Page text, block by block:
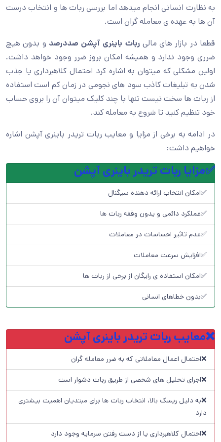
به نظارت انسانی انجام میدهد اما بررسی ربات ها و انتخاب درست
آن ها به عهده ی معامله گران است.
قطعا در بازار های مالی ربات باینری آپشن صددرصد و بدون هیچ
ضرری وجود ندارد و همیشه امکان بروز ضرر وجود خواهد داشت.
اولین مشکلی که میتوان به اشاره کرد احتمال کلاهبرداری یا جذب
شدن به تبلیغات کاذب سود های نجومی در زمان کم است استفاده
از ربات ها سخت نیست تنها با چند کلیک میتوان آن را بروی حساب
خود تنظیم کنید تا شروع به معامله کند.
در ادامه به برخی از مزایا و معایب ربات تریدر باینری آپشن اشاره
خواهیم داشت:
✅مزایا ربات تریدر باینری آپشن
✅امکان انتخاب ارائه دهنده سیگنال
✅عملکرد دائمی و یدون وقفه ربات ها
✅عدم تاثیر احساسات در معاملات
✅افزایش سرعت معاملات
✅امکان استفاده ی رایگان از برخی از ربات ها
✅بدون خطاهای انسانی
❌معایب ربات تریدر باینری آپشن
❌احتمال اعمال معاملاتی که به ضرر معامله گران
❌اجرای تحلیل های شخصی از طریق ربات دشوار است
❌به دلیل ریسک بالا، انتخاب ربات ها برای مبتدیان اهمیت بیشتری
دارد
❌احتمال کلاهبرداری یا از دست رفتن سرمایه وجود دارد